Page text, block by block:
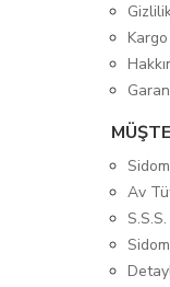
Av
S.S.S.